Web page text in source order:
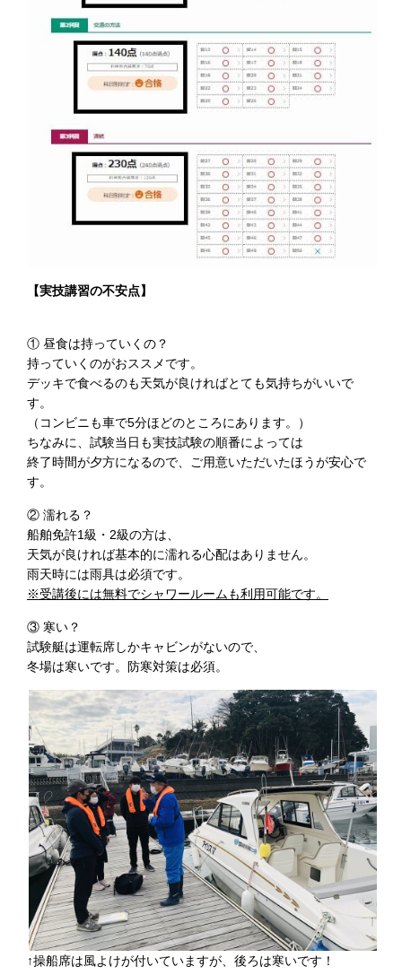
【実技講習の不安点】
① 昼食は持っていくの？
持っていくのがおススメです。
デッキで食べるのも天気が良ければとても気持ちがいいで
す。
（コンビニも車で5分ほどのところにあります。）
ちなみに、試験当日も実技試験の順番によっては
終了時間が夕方になるので、ご用意いただいたほうが安心で
す。
② 濡れる？
船舶免許1級・2級の方は、
天気が良ければ基本的に濡れる心配はありません。
雨天時には雨具は必須です。
※受講後には無料でシャワールームも利用可能です。
③ 寒い？
試験艇は運転席しかキャビンがないので、
冬場は寒いです。防寒対策は必須。
↑操船席は風よけが付いていますが、後ろは寒いです！